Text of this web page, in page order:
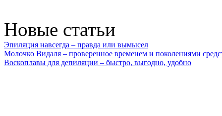
Новые статьи
Эпиляция навсегда – правда или вымысел
Молочко Видаля – проверенное временем и поколениями
Воскоплавы для депиляции – быстро, выгодно, удобно